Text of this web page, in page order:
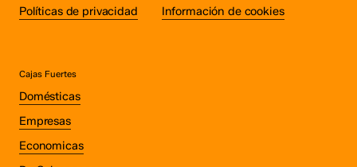
Políticas de privacidad
Información de cookies
Cajas Fuertes
Domésticas
Empresas
Economicas